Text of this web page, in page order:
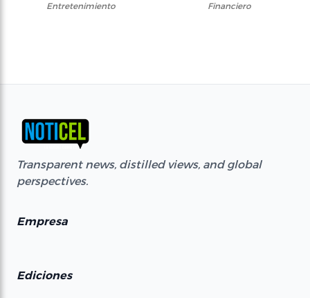
Entretenimiento
Financiero
Transparent news, distilled views, and global
perspectives.
Empresa
Ediciones